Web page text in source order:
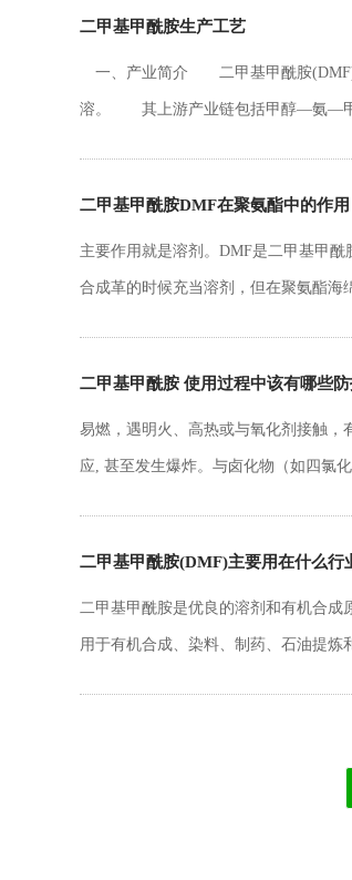
二甲基甲酰胺生产工艺
一、产业简介 二甲基甲酰胺(DMF)
溶。 其上游产业链包括甲醇—氨—
二甲基甲酰胺DMF在聚氨酯中的作用
主要作用就是溶剂。DMF是二甲基甲
合成革的时候充当溶剂，但在聚氨酯海
用DMAC（二甲基乙酰胺）。
二甲基甲酰胺 使用过程中该有哪些防
易燃，遇明火、高热或与氧化剂接触，
应, 甚至发生爆炸。与卤化物（如四氯
二甲基甲酰胺(DMF)主要用在什么行
二甲基甲酰胺是优良的溶剂和有机合成
用于有机合成、染料、制药、石油提